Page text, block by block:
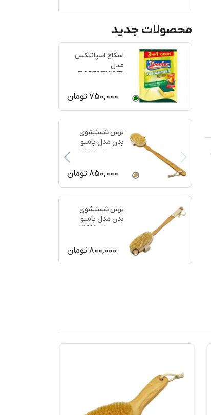
محصولات جدید
اسکاچ اسپانتکس
مدل
TOPFREINIGER
750,000 تومان
برس شستشوی
بدن مدل بامبو
ماساژ کد 77199
850,000 تومان
برس شستشوی
بدن مدل بامبو
ماساژ کد 77198
800,000 تومان